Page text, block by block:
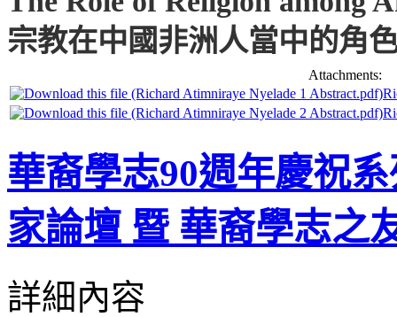
宗教在中國非洲人當中的角
Attachments:
華裔學志90週年慶祝
家論壇 暨 華裔學志之
詳細內容